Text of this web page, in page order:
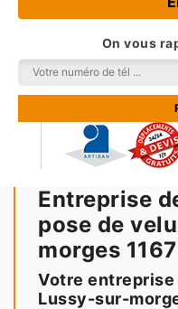
On vous
Entreprise
pose de
morges 1167
Votre entreprise
Lussy-sur-